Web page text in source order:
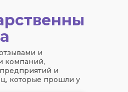
и
компаний,
и
которые прошли у